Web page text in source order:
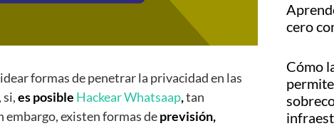
formas de penetrar la privacidad en las
si,es posible Hackear Whatsaap,tan
embargo, existen formas deprevisión,
cero
Cómo